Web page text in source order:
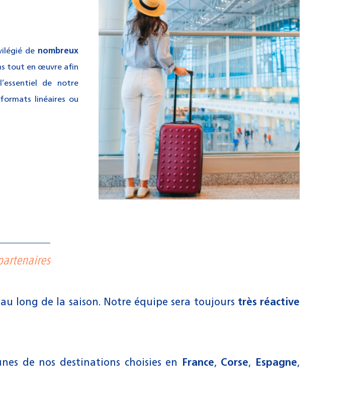
de nombreux
tout en œuvre afin
de notre
linéaires ou
long de la saison. Notre équipe sera toujours très réactive
de nos destinations choisies en France, Corse, Espagne,